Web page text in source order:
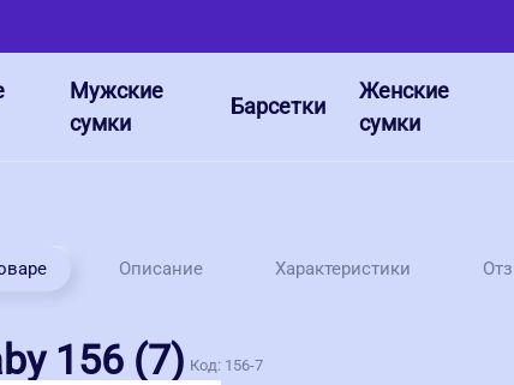
Мужские
сумки
Барсетки
Женские
сумки
Описание Характеристики
156 (7) Код: 156-7